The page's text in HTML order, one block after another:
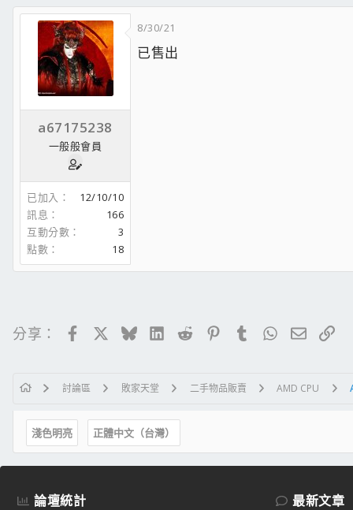
a67175238
一般般會員
已加入
12/10/10
訊息
166
互動分數
3
點數
18
8/30/21
已售出
分享： FacebookBlueskyLinkedIn
RedditPinterestTumblrWhatsApp
電子郵
連
討論區 敗家天堂 二手物品販賣 AMD CPU
淺色明亮 正體中文（台灣）
論壇統計 最新文章